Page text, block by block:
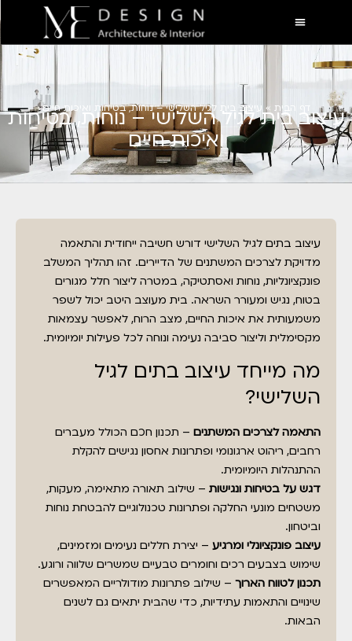
דף הבית » עיצוב בית לגיל השלישי – נוחות, בטיחות ואיכות חיים
עיצוב בית לגיל השלישי – נוחות, בטיחות
ואיכות חיים
עיצוב בתים לגיל השלישי דורש חשיבה ייחודית והתאמה
מדויקת לצרכים המשתנים של הדיירים. זהו תהליך המשלב
פונקציונליות, נוחות ואסתטיקה, במטרה ליצור חלל מגורים
בטוח, נגיש ומעורר השראה. בית מעוצב היטב יכול לשפר
משמעותית את איכות החיים, מצב הרוח, לאפשר עצמאות
מקסימלית וליצור סביבה נעימה ונוחה לכל פעילות יומיומית.
מה מייחד עיצוב בתים לגיל
השלישי?
התאמה לצרכים המשתנים – תכנון חכם הכולל מעברים
רחבים, ריהוט ארגונומי ופתרונות אחסון נגישים להקלת
ההתנהלות היומיומית.
דגש על בטיחות ונגישות – שילוב תאורה מתאימה, מעקות,
משטחים מונעי החלקה ופתרונות טכנולוגיים להבטחת נוחות
וביטחון.
עיצוב פונקציונלי ומרגיע – יצירת חללים נעימים ומזמינים,
שימוש בצבעים רכים וחומרים טבעיים שמשרים שלווה ורוגע.
תכנון לטווח הארוך – שילוב פתרונות מודולריים המאפשרים
שינויים והתאמות עתידיות, כדי שהבית יתאים גם לשנים
הבאות.